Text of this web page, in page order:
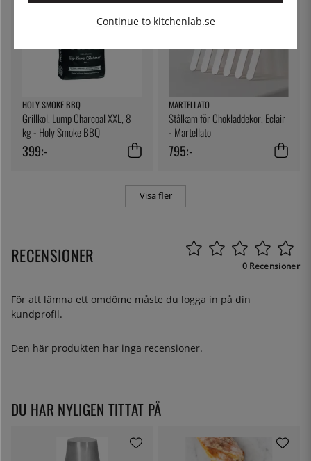
HOLY SMOKE BBQ
Grillkol, Lump Charcoal XXL, 8
kg - Holy Smoke BBQ
399:-
MARTELLATO
Stålkam för Chokladdekor, Eclair
- Martellato
795:-
Visa fler
RECENSIONER 0 Recensioner
För att lämna ett omdöme måste du logga in på din
kundprofil.
Den här produkten har inga recensioner.
DU HAR NYLIGEN TITTAT PÅ
Continue to kitchenlab.se